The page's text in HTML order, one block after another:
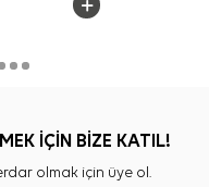
İÇİN BİZE KATIL!
olmak için üye ol.